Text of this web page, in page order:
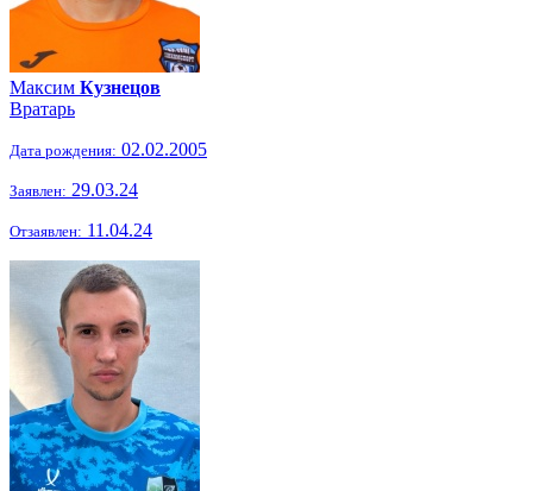
Максим Кузнецов
Вратарь
Дата рождения: 02.02.2005
Заявлен: 29.03.24
Отзаявлен: 11.04.24